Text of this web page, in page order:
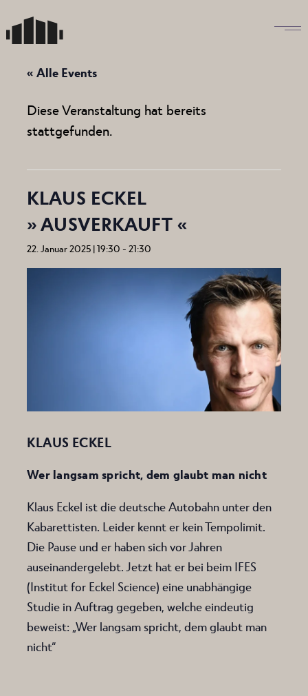
to
the
« Alle Events
Diese Veranstaltung hat bereits
stattgefunden.
KLAUS ECKEL
» AUSVERKAUFT «
22. Januar 2025 | 19:30 -21:30
KLAUS ECKEL
Wer langsam spricht, dem glaubt man nicht
Klaus Eckel ist die deutsche Autobahn unter den
Kabarettisten. Leider kennt er kein Tempolimit.
Die Pause und er haben sich vor Jahren
auseinandergelebt. Jetzt hat er bei beim IFES
(Institut for Eckel Science) eine unabhängige
Studie in Auftrag gegeben, welche eindeutig
beweist: „Wer langsam spricht, dem glaubt man
nicht“